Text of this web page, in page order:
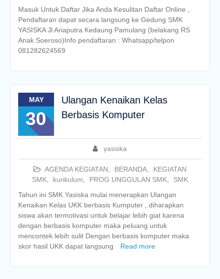
Masuk Untuk Daftar Jika Anda Kesulitan Daftar Online ,
Pendaftaran dapat secara langsung ke Gedung SMK
YASISKA Jl Ariaputra Kedaung Pamulang (belakang RS
Anak Soeroso)Info pendaftaran : Whatsapp/telpon
081282624569
MAY
30
Ulangan Kenaikan Kelas
Berbasis Komputer
yasiska
AGENDA KEGIATAN BERANDA,
KEGIATAN
SMK, kurikulum PROG UNGGULAN SMK,
SMK
Tahun ini SMK Yasiska mulai menerapkan Ulangan
Kenaikan Kelas UKK berbasis Kumputer , diharapkan
siswa akan termotivasi untuk belajar lebih giat karena
dengan berbasis komputer maka peluang untuk
mencontek lebih sulit Dengan berbasis komputer maka
skor hasil UKK dapat langsung
Read more